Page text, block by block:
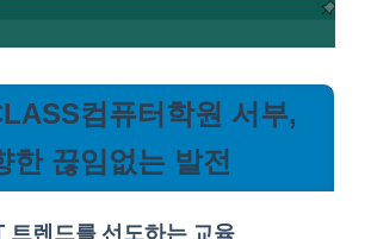
컴퓨터학원 서부,
한 끊임없는 발전
트렌드를 선도하는 교육